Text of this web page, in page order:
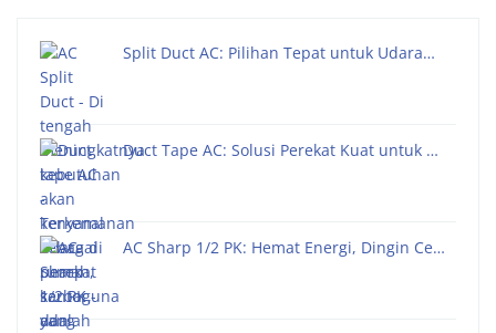
Split Duct AC: Pilihan Tepat untuk Udara…
Duct Tape AC: Solusi Perekat Kuat untuk …
AC Sharp 1/2 PK: Hemat Energi, Dingin Ce…